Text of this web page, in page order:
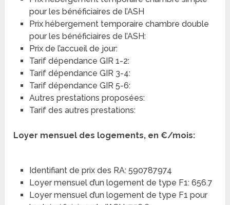
pour les bénéficiaires de l’ASH
Prix hébergement temporaire chambre double
pour les bénéficiaires de l’ASH:
Prix de l’accueil de jour:
Tarif dépendance GIR 1-2:
Tarif dépendance GIR 3-4:
Tarif dépendance GIR 5-6:
Autres prestations proposées:
Tarif des autres prestations:
Loyer mensuel des logements, en €/mois:
Identifiant de prix des RA: 590787974
Loyer mensuel d’un logement de type F1: 656.7
Loyer mensuel d’un logement de type F1 pour